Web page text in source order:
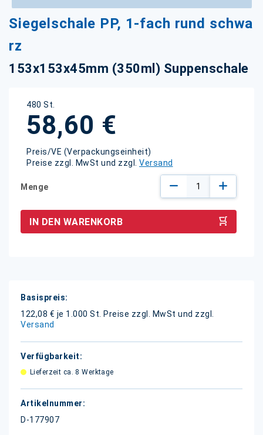
Siegelschale PP, 1-fach rund schwa
rz
153x153x45mm (350ml) Suppenschale
480 St.
58,60 €
Preis/VE (Verpackungseinheit)
Preise zzgl. MwSt und zzgl. Versand
Menge
IN DEN WARENKORB
Weitere
Informationen
122,08 € je 1.000 St.
Preise zzgl. MwSt und zzgl.
Versand
Lieferzeit ca. 8 Werktage
D-177907
Zum
Anfang
Bildgalerie
springen